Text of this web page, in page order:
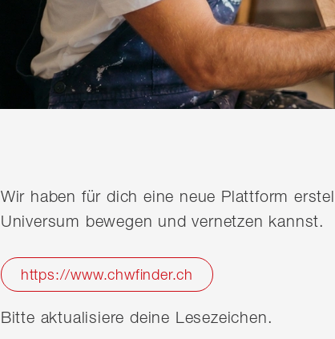
Wir haben für dich eine neue Plattform
Universum bewegen und vernetzen kannst.
https://www.chwfinder.ch
Bitte aktualisiere deine Lesezeichen.